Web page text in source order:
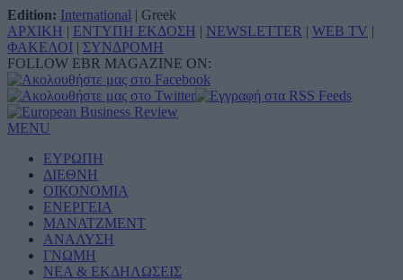
Edition: International | Greek
ΑΡΧΙΚΗ | ΕΝΤΥΠΗ ΕΚΔΟΣΗ | NEWSLETTER | WEB TV |
ΦΑΚΕΛΟΙ | ΣΥΝΔΡΟΜΗ
FOLLOW EBR MAGAZINE ON:
MENU
ΕΥΡΩΠΗ
ΔΙΕΘΝΗ
ΟΙΚΟΝΟΜΙΑ
ΕΝΕΡΓΕΙΑ
ΜΑΝΑΤΖΜΕΝΤ
ΑΝΑΛΥΣΗ
ΓΝΩΜΗ
ΝΕΑ & ΕΚΔΗΛΩΣΕΙΣ